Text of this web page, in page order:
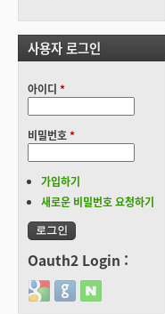
사용자 로그인
아이디 *
비밀번호*
가입하기
새로운 비밀번호 요청하기
Oauth2 Login :
Login with Google
Login with GitHub
Login with Naver